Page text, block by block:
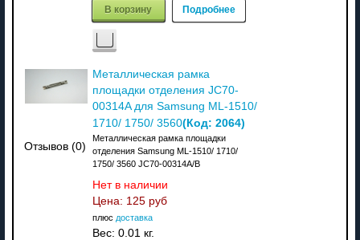
В корзину Подробнее
Отзывов (0)
Металлическая рамка
площадки отделения JC70-
00314A для Samsung ML-1510/
1710/ 1750/ 3560(Код: 2064)
Металлическая рамка площадки
отделения Samsung ML-1510/ 1710/
1750/ 3560 JC70-00314A/B
Нет в наличии
Цена: 125 руб
плюс доставка
Вес: 0.01 кг.